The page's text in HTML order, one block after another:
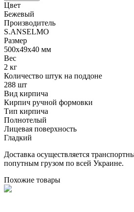
Цвет
Бежевый
Производитель
S.ANSELMO
Размер
500х49х40 мм
Вес
2 кг
Количество штук на поддоне
288 шт
Вид кирпича
Кирпич ручной формовки
Тип кирпича
Полнотелый
Лицевая поверхность
Гладкий
Доставка осуществляется
попутным грузом по всей Украине.
Похожие товары